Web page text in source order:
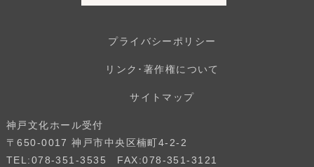
プライバシーポリシー
リンク･著作権について
サイトマップ
神戸文化ホール受付
〒650-0017 神戸市中央区楠町4-2-2
TEL:078-351-3535 FAX:078-351-3121